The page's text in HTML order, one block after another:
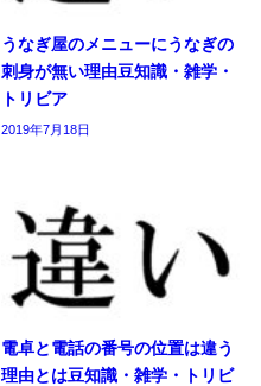
うなぎ屋のメニューにうなぎの
刺身が無い理由豆知識・雑学・
トリビア
2019年7月18日
電卓と電話の番号の位置は違う
理由とは豆知識・雑学・トリビ